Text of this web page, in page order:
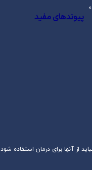
پیوندهای مفید
آنها برای درمان استفاده شود